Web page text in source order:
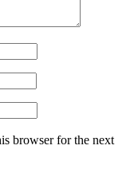
browser for the next